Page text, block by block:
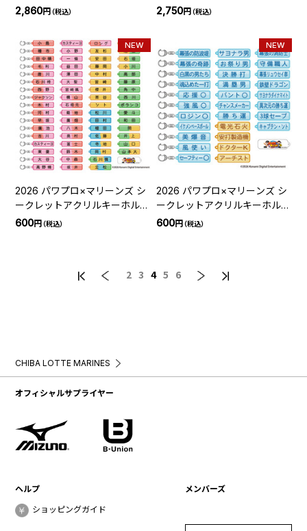
ズ
2,860円（税込）
テマリーンズ アルファベッ
2,750円（税込）
NEW
2026 パワプロ×マリーンズ シ
ークレットアクリルキーホルダ
ー（選手ネームプレート）
600円（税込）
NEW
2026 パワプロ×マリーンズ シ
ークレットアクリルキーホルダ
ー(特殊能力)
600円（税込）
2 3 4 5 6
CHIBA LOTTE MARINES
オフィシャルサプライヤー
ヘルプ
ショッピングガイド
メンバーズ